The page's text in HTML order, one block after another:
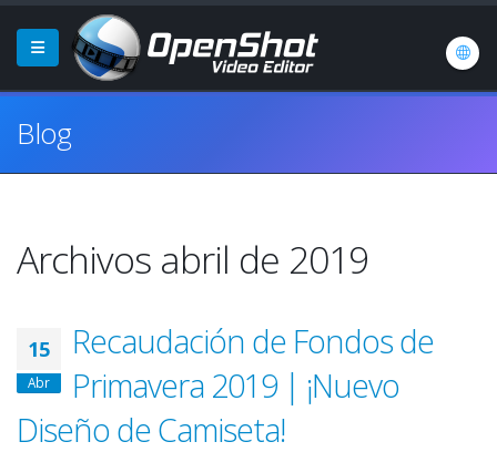
Blog
Archivos abril de 2019
15
Abr
Recaudación de Fondos de
Primavera 2019 | ¡Nuevo
Diseño de Camiseta!